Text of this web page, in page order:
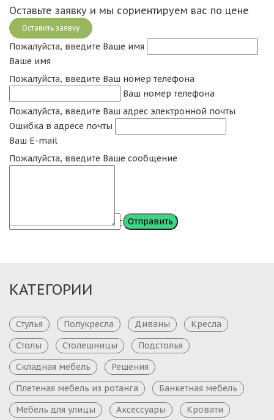
Оставьте заявку и мы сориентируем вас по цене
Оставить заявку
Пожалуйста, введите Ваше имя
Ваше имя
Пожалуйста, введите Ваш номер телефона
Ваш номер телефона
Пожалуйста, введите Ваш адрес электронной почты
Ошибка в адресе почты
Ваш E-mail
Пожалуйста, введите Ваше сообщение
Сообщение
КАТЕГОРИИ
Стулья Полукресла Диваны
Кресла
Столы
Столешницы
Подстолья
Складная мебель
Решения
Плетеная мебель из ротанга
Банкетная мебель
Мебель для улицы
Аксессуары Кровати